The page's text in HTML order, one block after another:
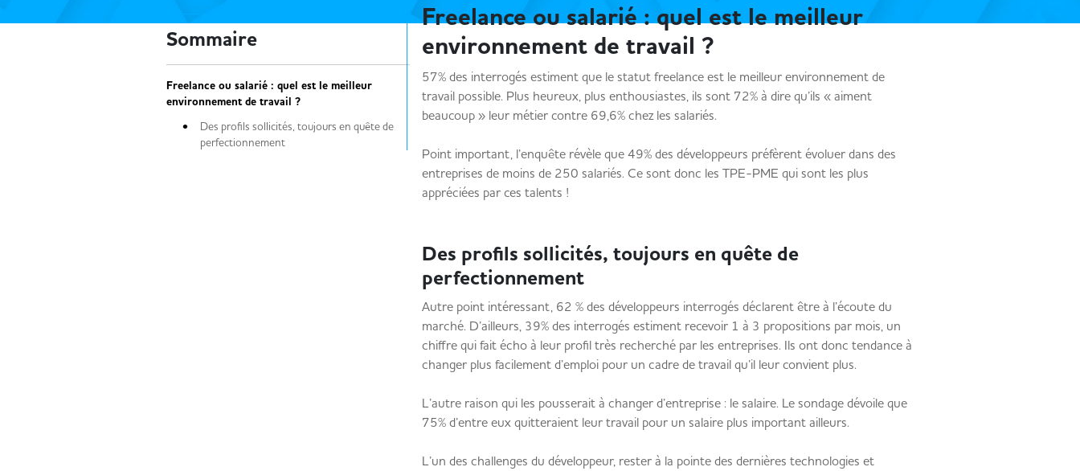
Sommaire
Freelance ou salarié : quel est le meilleur
environnement de travail ?
Des profils sollicités, toujours en quête de
perfectionnement
Freelance ou salarié : quel est le meilleur
environnement de travail ?
57% des interrogés estiment que le statut freelance est le meilleur environnement de
travail possible. Plus heureux, plus enthousiastes, ils sont 72% à dire qu’ils « aiment
beaucoup » leur métier contre 69,6% chez les salariés.
Point important, l’enquête révèle que 49% des développeurs préfèrent évoluer dans des
entreprises de moins de 250 salariés. Ce sont donc les TPE-PME qui sont les plus
appréciées par ces talents !
Des profils sollicités, toujours en quête de
perfectionnement
Autre point intéressant, 62 % des développeurs interrogés déclarent être à l’écoute du
marché. D’ailleurs, 39% des interrogés estiment recevoir 1 à 3 propositions par mois, un
chiffre qui fait écho à leur profil très recherché par les entreprises. Ils ont donc tendance à
changer plus facilement d’emploi pour un cadre de travail qu’il leur convient plus.
L’autre raison qui les pousserait à changer d’entreprise : le salaire. Le sondage dévoile que
75% d’entre eux quitteraient leur travail pour un salaire plus important ailleurs.
L’un des challenges du développeur, rester à la pointe des dernières technologies et